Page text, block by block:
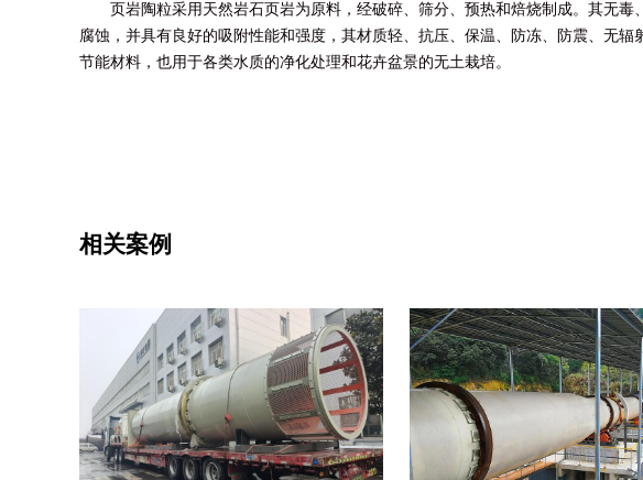
页岩陶粒采用天然岩石页岩为原料，经破碎、筛分、预热和焙烧制成。其无毒
腐蚀，并具有良好的吸附性能和强度，其材质轻、抗压、保温、防冻、防震、无辐
节能材料，也用于各类水质的净化处理和花卉盆景的无土栽培。
相关案例